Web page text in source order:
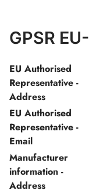
GPSR
EU Authorised
Representative -
Address
EU Authorised
Representative -
Email
Manufacturer
information -
Address